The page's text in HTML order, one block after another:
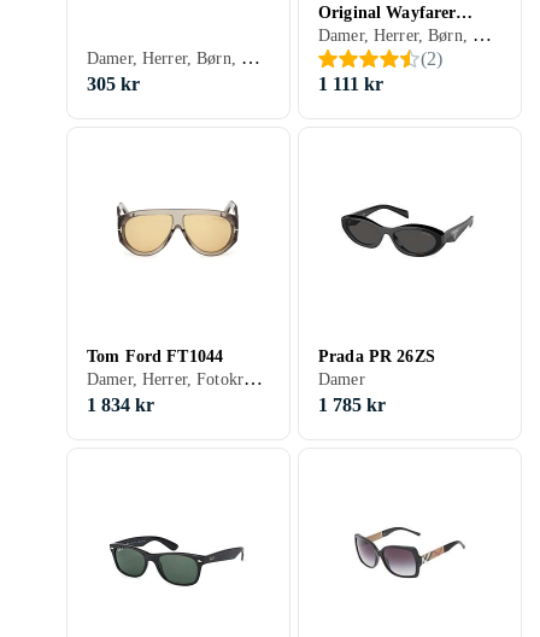
Damer, Herrer, Børn, Fotokromiske, Gradient, Udskiftelige glas, Receptklar, Firkant
305 kr
Original Wayfarer
Classic Polarized
Damer, Herrer, Børn, Spejlglas, Polariserede, Gradient, Receptklar, Wayfarer, Klassisk, 3
(2)
1 111 kr
Tom Ford FT1044
Damer, Herrer, Fotokromiske
1 834 kr
Prada PR 26ZS
Damer
1 785 kr